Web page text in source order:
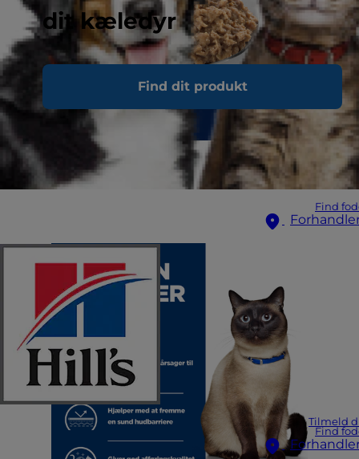
dit kæledyr
Find dit produkt
Find
Tilmeld
Find